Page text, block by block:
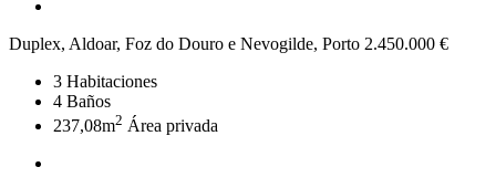
Duplex, Aldoar, Foz do Douro e Nevogilde, Porto 2.450.000 €
3 Habitaciones
4 Baños
237,08m2 Área privada